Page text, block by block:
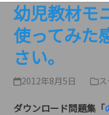
幼児教材
使ってみた
さい。
2012年8月5日 ス
ダウンロード問題集「